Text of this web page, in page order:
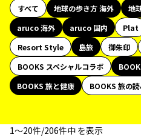
すべて 地球の歩き方 海外
地
aruco 海外
aruco 国内 Plat
Resort Style
島旅 御朱印
BOOKS スペシャルコラボ
BOOKS 旅と健康
BOOKS 旅の
1〜20件/206件中 を表示